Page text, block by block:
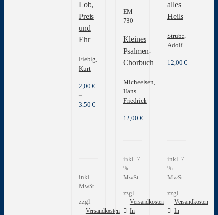
Lob,
Preis
und
Ehr
Fiebig,
Kurt
2,00 €
–
3,50 €
inkl.
MwSt.
zzgl.
Versandkosten
EM
780
Kleines
Psalmen-
Chorbuch
Micheelsen,
Hans
Friedrich
12,00 €
inkl. 7
%
MwSt.
zzgl.
Versandkosten
In
alles
Heils
Strube,
Adolf
12,00 €
inkl. 7
%
MwSt.
zzgl.
Versandkosten
In